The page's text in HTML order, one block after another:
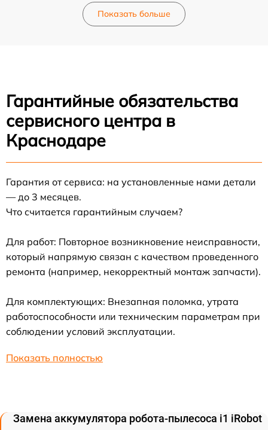
Показать больше
Гарантийные обязательства
сервисного центра в
Краснодаре
Гарантия от сервиса: на установленные нами детали
— до 3 месяцев.
Что считается гарантийным случаем?
Для работ: Повторное возникновение неисправности,
который напрямую связан с качеством проведенного
ремонта (например, некорректный монтаж запчасти).
Для комплектующих: Внезапная поломка, утрата
работоспособности или техническим параметрам при
соблюдении условий эксплуатации.
Показать полностью
Замена аккумулятора робота-пылесоса i1 iRobot